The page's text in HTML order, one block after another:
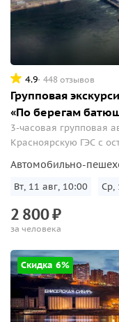
4.9 448 отзывов
Групповая
«По берегам
3-часовая групповая
Красноярскую ГЭС с
Автомобильно-
Вт, 11 авг, 10:00 Ср,
2 800₽
за человека
Скидка 6%